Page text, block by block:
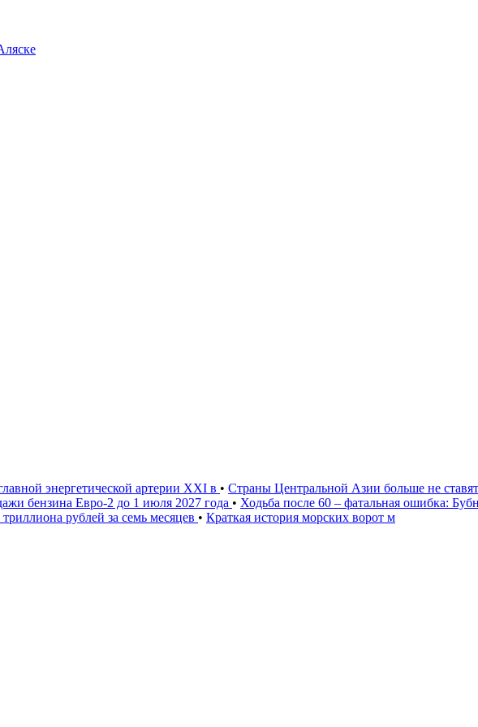
энергетической артерии XXI в • Страны Центральной Азии больше не
бензина Евро-2 до 1 июля 2027 года • Ходьба после 60 – фатальная ошибка:
рублей за семь месяцев • Краткая история морских ворот м